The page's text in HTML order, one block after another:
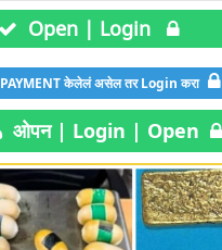
Open | Login
PAYMENT केलेलं असेल तर Login करा
ओपन | Login | Open